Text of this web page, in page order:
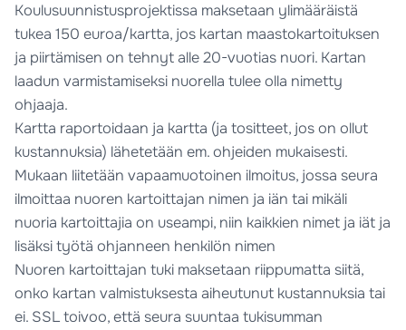
Koulusuunnistusprojektissa maksetaan ylimääräistä
tukea 150 euroa/kartta, jos kartan maastokartoituksen
ja piirtämisen on tehnyt alle 20-vuotias nuori. Kartan
laadun varmistamiseksi nuorella tulee olla nimetty
ohjaaja.
Kartta raportoidaan ja kartta (ja tositteet, jos on ollut
kustannuksia) lähetetään em. ohjeiden mukaisesti.
Mukaan liitetään vapaamuotoinen ilmoitus, jossa seura
ilmoittaa nuoren kartoittajan nimen ja iän tai mikäli
nuoria kartoittajia on useampi, niin kaikkien nimet ja iät ja
lisäksi työtä ohjanneen henkilön nimen
Nuoren kartoittajan tuki maksetaan riippumatta siitä,
onko kartan valmistuksesta aiheutunut kustannuksia tai
ei. SSL toivoo, että seura suuntaa tukisumman